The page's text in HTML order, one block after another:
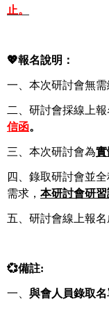
止。
💖報名說明：
一、本次研討會無需
二、研討會採線上報
信函。
三、本次研討會為實
四、錄取研討會並
需求， 本研討會研
五、研討會線上報
💞備註:
一、 與會人員錄取名